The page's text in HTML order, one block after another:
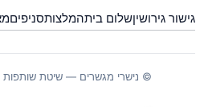
גישור גירושיןשלום ביתהמלצותסניפים
© נישרי מגשרים — שיטת